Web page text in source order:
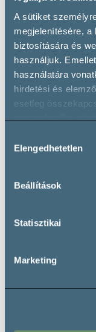
A sütiket
megjelenítésére, a
biztosítására és
használjuk.
használatára
hirdetési és
esetleg
amelyeket Ön
során.
kiválasztása
Elengedhetetlen
Beállítások
Statisztikai
Marketing